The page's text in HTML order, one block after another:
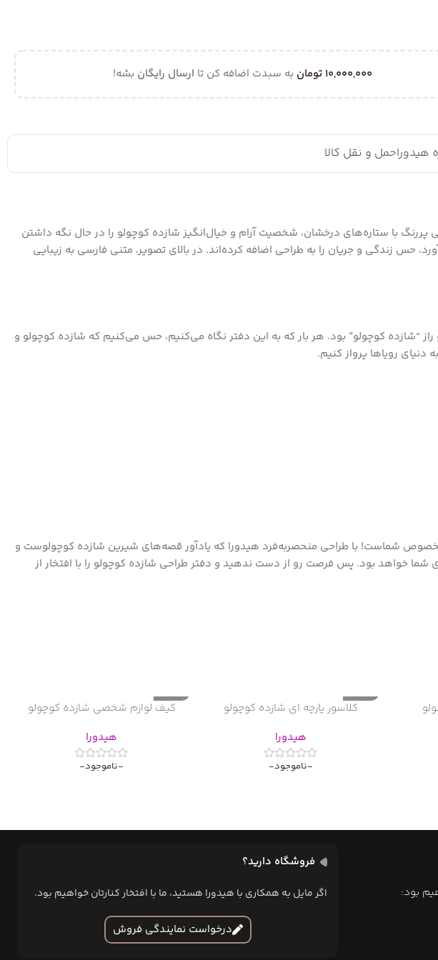
10,000,000 تومان به سبدت اضافه کن تا ارسال رایگان بشه!
هیدوراحمل و نقل کالا
با ستاره‌های درخشان، شخصیت آرام و خیال‌انگیز شازده کوچولو را در حال نگه داشتن
زندگی و جریان را به طراحی اضافه کرده‌اند. در بالای تصویر، متنی فارسی به زیبایی
“شازده کوچولو” بود. هر بار که به این دفتر نگاه می‌کنیم، حس می‌کنیم که شازده کوچولو و
رویاها پرواز کنیم.
شماست! با طراحی منحصربه‌فرد هیدورا که یادآور قصه‌های شیرین شازده کوچولوست و
خواهد بود. پس فرصت رو از دست ندهید و دفتر طراحی شازده کوچولو را با افتخار از
ناموجودکلاسور پارچه ای شازده کوچولو
هیدورا
-ناموجود-
ناموجود
کیف لوازم شخصی شازده کوچولو
هیدورا
-ناموجود-
بود:
فروشگاه دارید؟
اگر مایل به همکاری با هیدورا هستید، ما با افتخار کنارتان خواهیم بود.
درخواست نمایندگی فروش